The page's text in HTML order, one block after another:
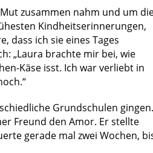
zusammen nahm und um
Kindheitserinnerungen,
dass ich sie eines Tages
„Laura brachte mir bei, wie
Käse isst. Ich war verliebt in
Grundschulen gingen.
Freund den Amor. Er stellte
gerade mal zwei Wochen,
ohne PC: Die besten